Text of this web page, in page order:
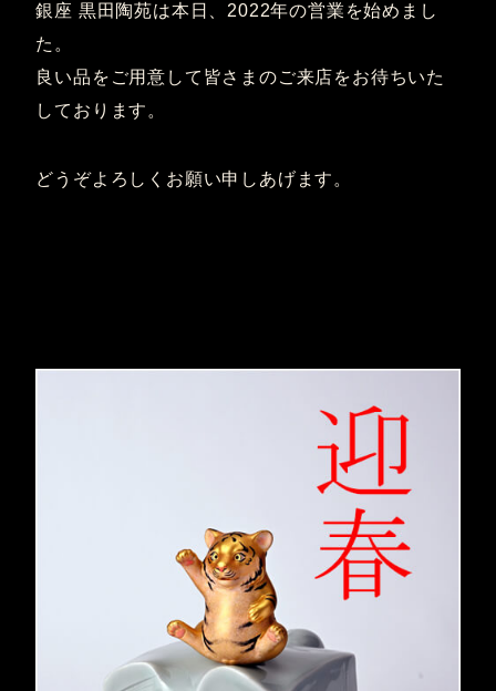
銀座 黒田陶苑は本日、2022年の営業を始めまし
た。
良い品をご用意して皆さまのご来店をお待ちいた
しております。
どうぞよろしくお願い申しあげます。